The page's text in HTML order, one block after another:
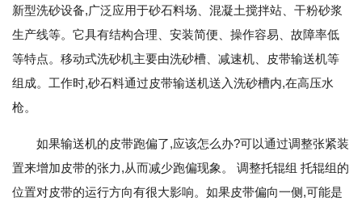
新型洗砂设备,广泛应用于砂石料场、混凝土搅拌站、干粉砂浆
生产线等。它具有结构合理、安装简便、操作容易、故障率低
等特点。移动式洗砂机主要由洗砂槽、减速机、皮带输送机等
组成。工作时,砂石料通过皮带输送机送入洗砂槽内,在高压水
枪。
如果输送机的皮带跑偏了,应该怎么办?可以通过调整张紧装
置来增加皮带的张力,从而减少跑偏现象。 调整托辊组 托辊组的
位置对皮带的运行方向有很大影响。如果皮带偏向一侧,可能是